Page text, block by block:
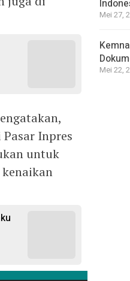
Inpres
untuk
Mei 27,
Mei 22,